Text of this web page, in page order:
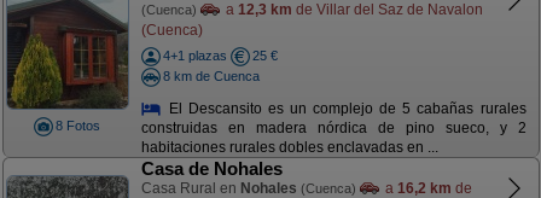
8 Fotos
(Cuenca) a 12,3 km de Villar del Saz de Navalon
(Cuenca)
4+1 plazas
25 €
8 km de Cuenca
El Descansito es un complejo de 5 cabañas rurales
construidas en madera nórdica de pino sueco, y 2
habitaciones rurales dobles enclavadas en ...
Casa de Nohales
Casa Rural en Nohales (Cuenca) a 16,2 km de